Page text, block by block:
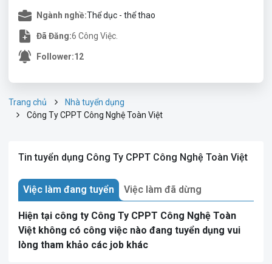
Ngành nghề:Thể dục - thể thao
Đã Đăng:6 Công Việc.
Follower:12
Trang chủ
Nhà tuyển dụng
Công Ty CPPT Công Nghệ Toàn Việt
Tin tuyển dụng Công Ty CPPT Công Nghệ Toàn Việt
Việc làm đang tuyển Việc làm đã dừng
Hiện tại công ty Công Ty CPPT Công Nghệ Toàn
Việt không có công việc nào đang tuyển dụng vui
lòng tham khảo các job khác